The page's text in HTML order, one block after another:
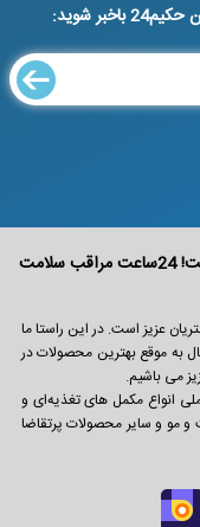
شوید:
فروشگاه اینترنتی داروخانه حکیم24، به وقت سلامت! 24ساعت مراقب سلامت
شما مشتریان عزیز است. در این راستا ما
به موقع بهترین محصولات در
می باشیم.
مجموعه کاملی انواع مکمل‌ های تغذیه‌ای و
مو و سایر محصولات پرتقاضا